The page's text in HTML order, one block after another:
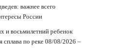
важнее всего
России
и восьмилетний ребенок
сплава по реке 08/08/2026 –